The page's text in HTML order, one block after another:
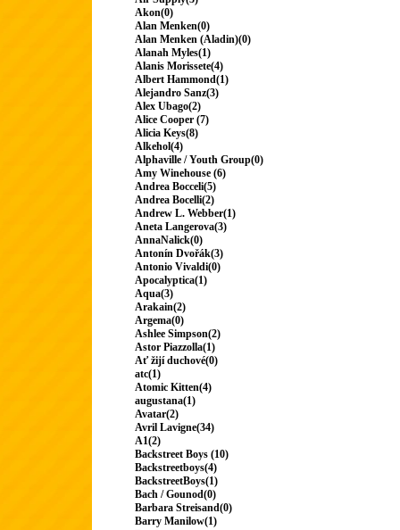
Akon(0)
Alan Menken(0)
Alan Menken (Aladin)(0)
Alanah Myles(1)
Alanis Morissete(4)
Albert Hammond(1)
Alejandro Sanz(3)
Alex Ubago(2)
Alice Cooper (7)
Alicia Keys(8)
Alkehol(4)
Alphaville / Youth Group(0)
Amy Winehouse (6)
Andrea Bocceli(5)
Andrea Bocelli(2)
Andrew L. Webber(1)
Aneta Langerova(3)
AnnaNalick(0)
Antonín Dvořák(3)
Antonio Vivaldi(0)
Apocalyptica(1)
Aqua(3)
Arakain(2)
Argema(0)
Ashlee Simpson(2)
Astor Piazzolla(1)
Ať žijí duchové(0)
atc(1)
Atomic Kitten(4)
augustana(1)
Avatar(2)
Avril Lavigne(34)
A1(2)
Backstreet Boys (10)
Backstreetboys(4)
BackstreetBoys(1)
Bach / Gounod(0)
Barbara Streisand(0)
Barry Manilow(1)